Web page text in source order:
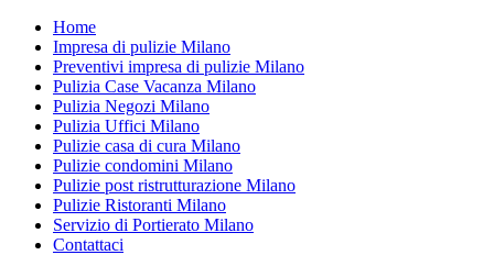
Home
Impresa di pulizie Milano
Preventivi impresa di pulizie Milano
Pulizia Case Vacanza Milano
Pulizia Negozi Milano
Pulizia Uffici Milano
Pulizie casa di cura Milano
Pulizie condomini Milano
Pulizie post ristrutturazione Milano
Pulizie Ristoranti Milano
Servizio di Portierato Milano
Contattaci